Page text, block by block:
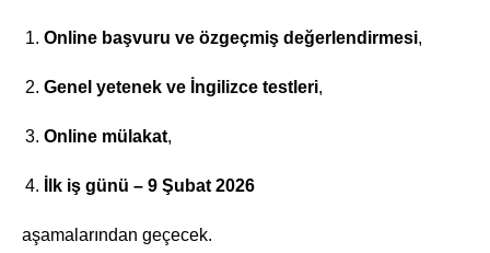
Online başvuru ve özgeçmiş değerlendirmesi,
Genel yetenek ve İngilizce testleri,
Online mülakat,
İlk iş günü – 9 Şubat 2026
aşamalarından geçecek.